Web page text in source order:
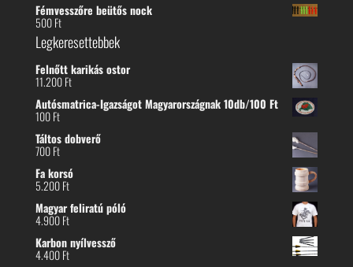
Fémvesszőre beütős nock
500Ft
Legkeresettebbek
Felnőtt karikás ostor
11.200Ft
Autósmatrica-Igazságot Magyarországnak 10db/100 Ft
100Ft
Táltos dobverő
700Ft
Fa korsó
5.200Ft
Magyar feliratú póló
4.900Ft
Karbon nyílvessző
4.400Ft